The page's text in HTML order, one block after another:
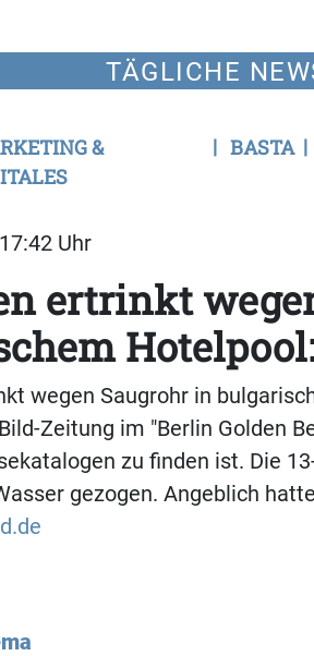
TÄGLICHE
&
BASTA
Uhr
ertrinkt
Hotelpool:
wegen Saugrohr in
Zeitung im "Berlin Golden
zu finden ist. Die
gezogen. Angeblich